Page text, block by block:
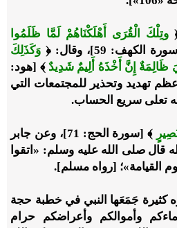
وتِلْكَ الْقُرَى أَهْلَكْنَاهُمْ لَمَّا ظَلَمُوا
الكهف: 59]، وقال: ﴿ وَكَذَلِكَ
ظَالِمَةٌ إِنَّ أَخْذَهُ أَلِيمٌ شَدِيدٌ﴾ [هود:
تهديد وتحذير للمجتمعات التي
تعلى سريع الحساب.
﴾
[سورة الحج: 71]، وعن جابر
قال صلى الله عليه وسلم: «اتقوا
القيامة»؛ [رواه مسلم].
كثيرة جَمَعَها النبي في خطبة حجة
وأموالكم وأعراضكم حرام